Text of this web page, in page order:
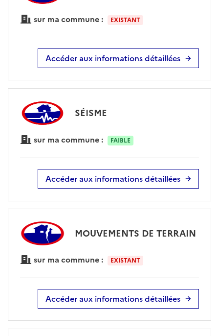
sur ma commune : EXISTANT
Accéder aux informations détaillées
SÉISME
sur ma commune : FAIBLE
Accéder aux informations détaillées
MOUVEMENTS DE TERRAIN
sur ma commune : EXISTANT
Accéder aux informations détaillées